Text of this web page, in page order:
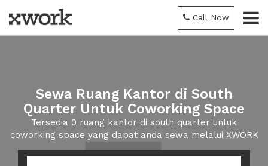
Call Now
Sewa Ruang Kantor di South
Quarter Untuk Coworking Space
Tersedia 0 ruang kantor di south quarter untuk
coworking space yang dapat anda sewa melalui XWORK